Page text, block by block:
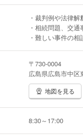
・裁判例や法律
・相続問題、交
・難しい事件の
〒730-0004
広島県広島市中区
地図を見る
8:30～17:00